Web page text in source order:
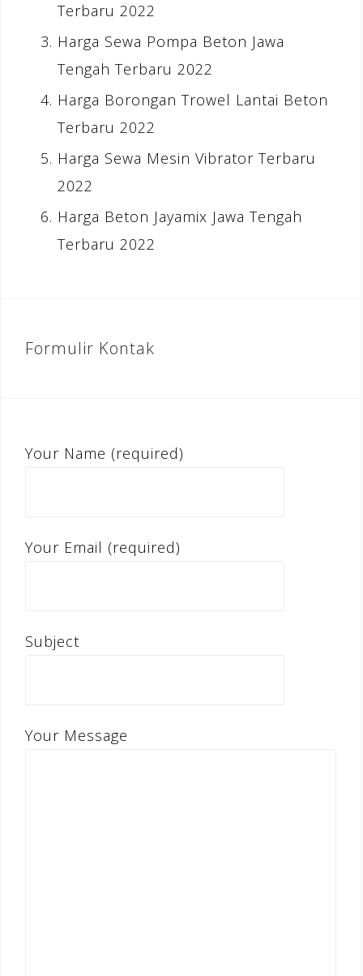
Terbaru 2022
Harga Sewa Pompa Beton Jawa
Tengah Terbaru 2022
Harga Borongan Trowel Lantai Beton
Terbaru 2022
Harga Sewa Mesin Vibrator Terbaru
2022
Harga Beton Jayamix Jawa Tengah
Terbaru 2022
Formulir Kontak
Your Name (required)
Your Email (required)
Subject
Your Message